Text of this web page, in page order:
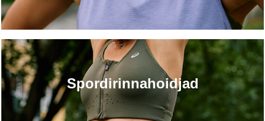
Spordirinnahoidjad